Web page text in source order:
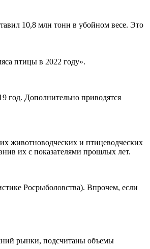
10,8 млн тонн в убойном весе. Это
птицы в 2022 году».
год. Дополнительно приводятся
животноводческих и птицеводческих
их с показателями прошлых лет.
Росрыболовства). Впрочем, если
рынки, подсчитаны объемы